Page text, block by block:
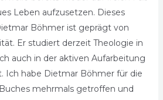
Leben aufzusetzen. Dieses
Böhmer ist geprägt von
Er studiert derzeit Theologie in
auch in der aktiven Aufarbeitung
Ich habe Dietmar Böhmer für die
mehrmals getroffen und